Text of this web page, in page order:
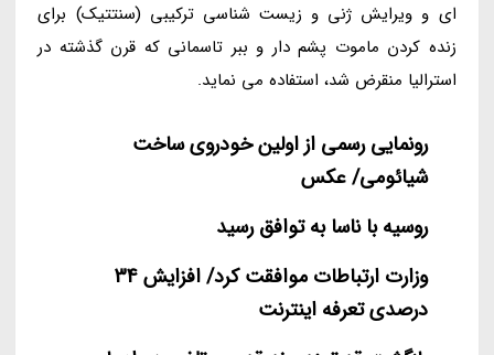
ای و ویرایش ژنی و زیست شناسی ترکیبی (سنتتیک) برای
زنده کردن ماموت پشم دار و ببر تاسمانی که قرن گذشته در
استرالیا منقرض شد، استفاده می نماید.
رونمایی رسمی از اولین خودروی ساخت
شیائومی/ عکس
روسیه با ناسا به توافق رسید
وزارت ارتباطات موافقت کرد/ افزایش 34
درصدی تعرفه اینترنت